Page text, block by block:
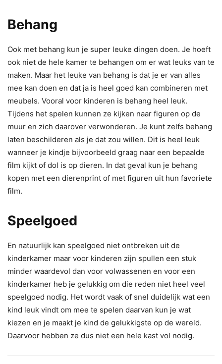
Behang
Ook met behang kun je super leuke dingen doen. Je hoeft
ook niet de hele kamer te behangen om er wat leuks van te
maken. Maar het leuke van behang is dat je er van alles
mee kan doen en dat ja is heel goed kan combineren met
meubels. Vooral voor kinderen is behang heel leuk.
Tijdens het spelen kunnen ze kijken naar figuren op de
muur en zich daarover verwonderen. Je kunt zelfs behang
laten beschilderen als je dat zou willen. Dit is heel leuk
wanneer je kindje bijvoorbeeld graag naar een bepaalde
film kijkt of dol is op dieren. In dat geval kun je behang
kopen met een dierenprint of met figuren uit hun favoriete
film.
Speelgoed
En natuurlijk kan speelgoed niet ontbreken uit de
kinderkamer maar voor kinderen zijn spullen een stuk
minder waardevol dan voor volwassenen en voor een
kinderkamer heb je gelukkig om die reden niet heel veel
speelgoed nodig. Het wordt vaak of snel duidelijk wat een
kind leuk vindt om mee te spelen daarvan kun je wat
kiezen en je maakt je kind de gelukkigste op de wereld.
Daarvoor hebben ze dus niet een hele kast vol nodig.